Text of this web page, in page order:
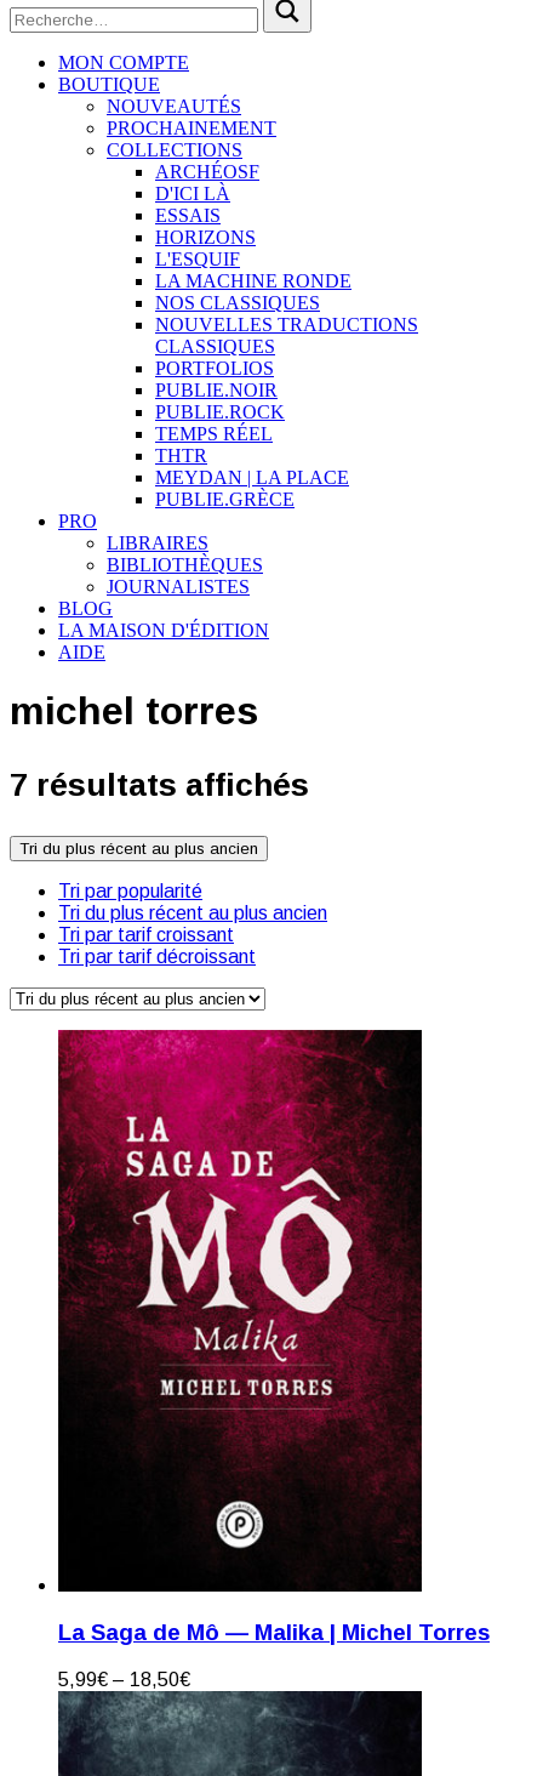
MON COMPTE
BOUTIQUE
NOUVEAUTÉS
PROCHAINEMENT
COLLECTIONS
ARCHÉOSF
D'ICI LÀ
ESSAIS
HORIZONS
L'ESQUIF
LA MACHINE RONDE
NOS CLASSIQUES
NOUVELLES TRADUCTIONS
CLASSIQUES
PORTFOLIOS
PUBLIE.NOIR
PUBLIE.ROCK
TEMPS RÉEL
THTR
MEYDAN | LA PLACE
PUBLIE.GRÈCE
PRO
LIBRAIRES
BIBLIOTHÈQUES
JOURNALISTES
BLOG
LA MAISON D'ÉDITION
AIDE
michel torres
7 résultats affichés
Tri du plus récent au plus ancien
Tri par popularité
Tri du plus récent au plus ancien
Tri par tarif croissant
Tri par tarif décroissant
La Saga de Mô — Malika | Michel Torres
5,99€ – 18,50€